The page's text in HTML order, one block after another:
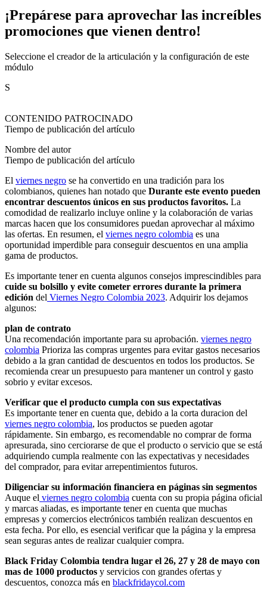
¡Prepárese para aprovechar las increíbles
promociones que vienen dentro!
Seleccione el creador de la articulación y la configuración de este
módulo
S
CONTENIDO PATROCINADO
Tiempo de publicación del artículo
Nombre del autor
Tiempo de publicación del artículo
El viernes negro se ha convertido en una tradición para los
colombianos, quienes han notado que Durante este evento pueden
encontrar descuentos únicos en sus productos favoritos. La
comodidad de realizarlo incluye online y la colaboración de varias
marcas hacen que los consumidores puedan aprovechar al máximo
las ofertas. En resumen, el viernes negro colombia es una
oportunidad imperdible para conseguir descuentos en una amplia
gama de productos.
Es importante tener en cuenta algunos consejos imprescindibles para
cuide su bolsillo y evite cometer errores durante la primera
edición del Viernes Negro Colombia 2023. Adquirir los dejamos
algunos:
plan de contrato
Una recomendación importante para su aprobación. viernes negro
colombia Prioriza las compras urgentes para evitar gastos necesarios
debido a la gran cantidad de descuentos en todos los productos. Se
recomienda crear un presupuesto para mantener un control y gasto
sobrio y evitar excesos.
Verificar que el producto cumpla con sus expectativas
Es importante tener en cuenta que, debido a la corta duracion del
viernes negro colombia, los productos se pueden agotar
rápidamente. Sin embargo, es recomendable no comprar de forma
apresurada, sino cerciorarse de que el producto o servicio que se está
adquiriendo cumpla realmente con las expectativas y necesidades
del comprador, para evitar arrepentimientos futuros.
Diligenciar su información financiera en páginas sin segmentos
Auque el viernes negro colombia cuenta con su propia página oficial
y marcas aliadas, es importante tener en cuenta que muchas
empresas y comercios electrónicos también realizan descuentos en
esta fecha. Por ello, es esencial verificar que la página y la empresa
sean seguras antes de realizar cualquier compra.
Black Friday Colombia tendra lugar el 26, 27 y 28 de mayo con
mas de 1000 productos y servicios con grandes ofertas y
descuentos, conozca más en blackfridaycol.com